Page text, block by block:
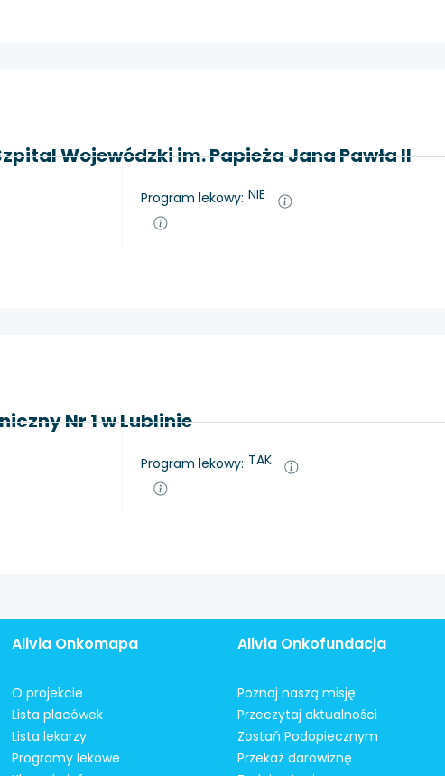
Wojewódzki im. Papieża Jana Pawła II
Program lekowy: NIE
Nr 1 w Lublinie
Program lekowy: TAK
Alivia Onkomapa
O projekcie
Lista placówek
Lista lekarzy
Programy lekowe
Alivia Onkofundacja
Poznaj naszą misję
Przeczytaj aktualności
Zostań Podopiecznym
Przekaż darowiznę